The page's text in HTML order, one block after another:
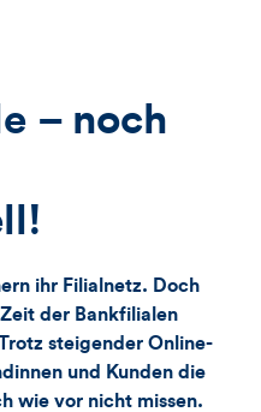
– noch
ihr Filialnetz. Doch
der Bankfilialen
steigender Online-
und Kunden die
wie vor nicht missen.